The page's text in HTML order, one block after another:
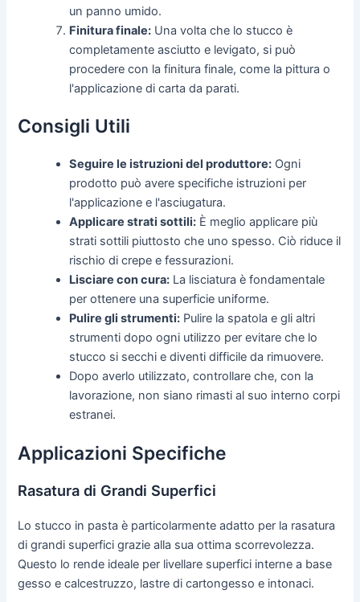
un panno umido.
Finitura finale: Una volta che lo stucco è
completamente asciutto e levigato, si può
procedere con la finitura finale, come la pittura o
l'applicazione di carta da parati.
Consigli Utili
Seguire le istruzioni del produttore: Ogni
prodotto può avere specifiche istruzioni per
l'applicazione e l'asciugatura.
Applicare strati sottili: È meglio applicare più
strati sottili piuttosto che uno spesso. Ciò riduce il
rischio di crepe e fessurazioni.
Lisciare con cura: La lisciatura è fondamentale
per ottenere una superficie uniforme.
Pulire gli strumenti: Pulire la spatola e gli altri
strumenti dopo ogni utilizzo per evitare che lo
stucco si secchi e diventi difficile da rimuovere.
Dopo averlo utilizzato, controllare che, con la
lavorazione, non siano rimasti al suo interno corpi
estranei.
Applicazioni Specifiche
Rasatura di Grandi Superfici
Lo stucco in pasta è particolarmente adatto per la rasatura
di grandi superfici grazie alla sua ottima scorrevolezza.
Questo lo rende ideale per livellare superfici interne a base
gesso e calcestruzzo, lastre di cartongesso e intonaci.